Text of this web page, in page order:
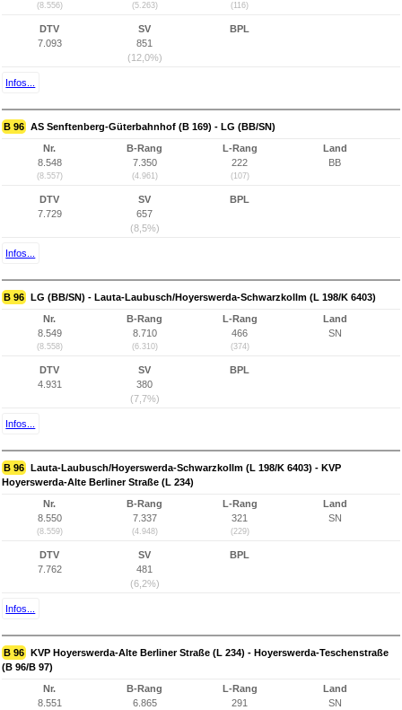
(8.556) (5.263) (116)
DTV
7.093
SV
851
(12,0%)
BPL
Infos...
B 96 AS Senftenberg-Güterbahnhof (B 169) - LG (BB/SN)
Nr.
8.548
(8.557)
B-Rang
7.350
(4.961)
L-Rang
222
(107)
Land
BB
DTV
7.729
SV
657
(8,5%)
BPL
Infos...
B 96 LG (BB/SN) - Lauta-Laubusch/Hoyerswerda-Schwarzkollm (L 198/K 6403)
Nr.
8.549
(8.558)
B-Rang
8.710
(6.310)
L-Rang
466
(374)
Land
SN
DTV
4.931
SV
380
(7,7%)
BPL
Infos...
B 96 Lauta-Laubusch/Hoyerswerda-Schwarzkollm (L 198/K 6403) - KVP
Hoyerswerda-Alte Berliner Straße (L 234)
Nr.
8.550
(8.559)
B-Rang
7.337
(4.948)
L-Rang
321
(229)
Land
SN
DTV
7.762
SV
481
(6,2%)
BPL
Infos...
B 96 KVP Hoyerswerda-Alte Berliner Straße (L 234) - Hoyerswerda-Teschenstraße
(B 96/B 97)
Nr.
8.551
B-Rang
6.865
L-Rang
291
Land
SN